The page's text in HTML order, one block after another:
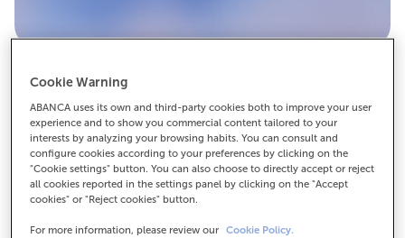
Siente el directo con Visa
Tú
Con la tarjeta Visa Tú eliges cómo pagar tus compras
accedes directamente a sorteos y ofertas
Cookie Warning
ABANCA uses its own and third-party cookies both to improve your user
experience and to show you commercial content tailored to your
interests by analyzing your browsing habits. You can consult and
configure cookies according to your preferences by clicking on the
"Cookie settings" button. You can also choose to directly accept or reject
all cookies reported in the settings panel by clicking on the "Accept
cookies" or "Reject cookies" button.
For more information, please review our Cookie Policy.